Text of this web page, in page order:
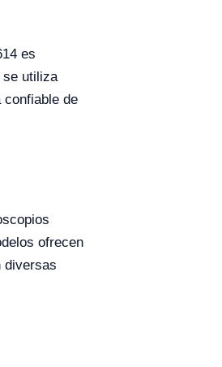
es
se utiliza
de
ofrecen
diversas